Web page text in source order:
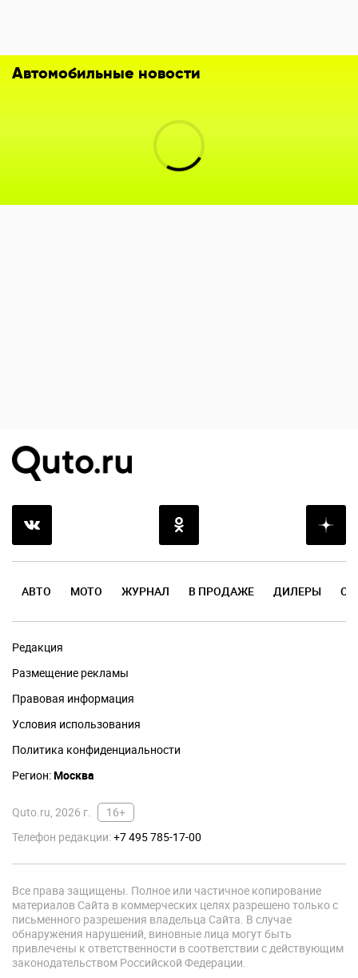
Автомобильные новости
АВТО МОТО ЖУРНАЛ В ПРОДАЖЕ ДИЛЕРЫ
Редакция
Размещение рекламы
Правовая информация
Условия использования
Политика конфиденциальности
Регион:Москва
Quto.ru, 2026 г.
16+
Телефон редакции:+7 495 785-17-00
Все права защищены. Полное или частичное копирование
материалов Сайта в коммерческих целях разрешено только с
письменного разрешения владельца Сайта. В случае
обнаружения нарушений, виновные лица могут быть
привлечены к ответственности в соответствии с действующим
законодательством Российской Федерации.